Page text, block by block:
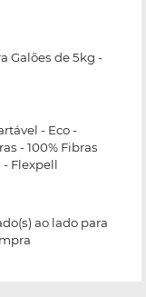
Galões de 5kg -
- Eco -
- 100% Fibras
- Flexpell
ao lado para